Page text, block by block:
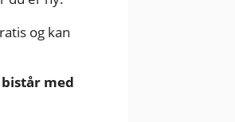
og kan
med